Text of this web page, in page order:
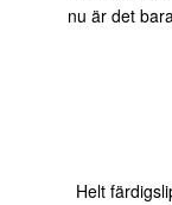
nu är det
Helt